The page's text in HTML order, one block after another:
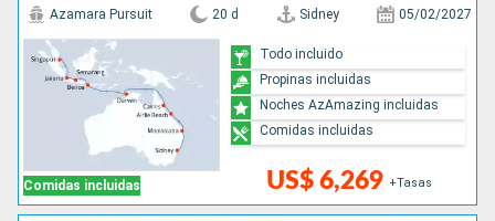
Comidas incluidas
Azamara Pursuit 20 d Sidney 05/02/2027
US$ 6,269 +Tasas
Todo incluido
Propinas incluidas
Noches AzAmazing incluidas
Comidas incluidas